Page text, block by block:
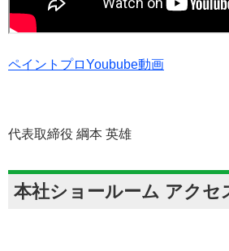
ペイントプロYoubube動画
代表取締役 綱本 英雄
本社ショールーム アクセ